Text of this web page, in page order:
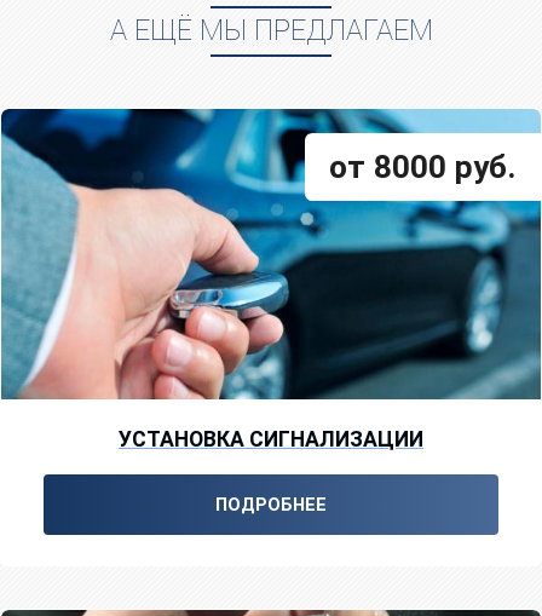
А ЕЩЁ МЫ ПРЕДЛАГАЕМ
УСТАНОВКА СИГНАЛИЗАЦИИ
от 8000 руб.
ПОДРОБНЕЕ